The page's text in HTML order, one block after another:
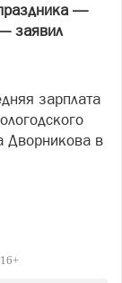
—
заявил
зарплата
Дворникова в
16+